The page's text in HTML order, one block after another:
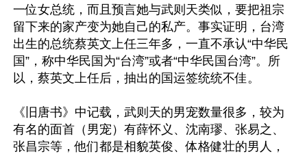
一位女总统，而且预言她与武则天类似，要把祖宗
留下来的家产变为她自己的私产。事实证明，台湾
出生的总统蔡英文上任三年多，一直不承认“中华民
国”，称中华民国为“台湾”或者“中华民国台湾”。所
以，蔡英文上任后，抽出的国运签统统不佳。
《旧唐书》中记载，武则天的男宠数量很多，较为
有名的面首（男宠）有薛怀义、沈南璆、张易之、
张昌宗等，他们都是相貌英俊、体格健壮的男人，